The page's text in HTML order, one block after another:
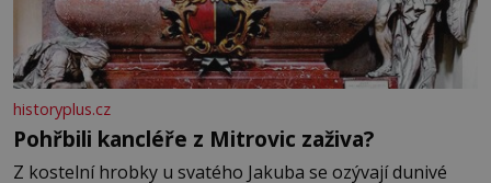
historyplus.cz
Pohřbili kancléře z Mitrovic zaživa?
Z kostelní hrobky u svatého Jakuba se ozývají dunivé